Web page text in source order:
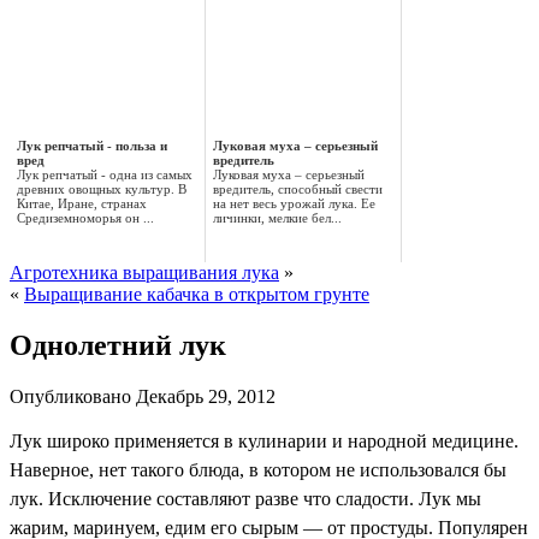
Лук репчатый - польза и
вред
Лук репчатый - одна из самых
древних овощных культур. В
Китае, Иране, странах
Средиземноморья он ...
Луковая муха – серьезный
вредитель
Луковая муха – серьезный
вредитель, способный свести
на нет весь урожай лука. Ее
личинки, мелкие бел...
Агротехника выращивания лука »
« Выращивание кабачка в открытом грунте
Однолетний лук
Опубликовано Декабрь 29, 2012
Лук широко применяется в кулинарии и народной медицине.
Наверное, нет такого блюда, в котором не использовался бы
лук. Исключение составляют разве что сладости. Лук мы
жарим, маринуем, едим его сырым — от простуды. Популярен